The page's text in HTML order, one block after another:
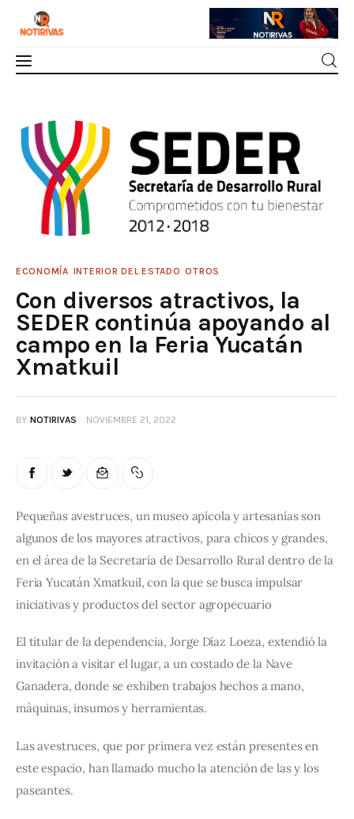
Con diversos atractivos, la SEDER continúa
apoyando al campo en la Feria Yucatán
Xmatkuil
0 Comments SHARE POST
Interior del Estado
Economía
Finanzas
Nacionales
Multimedia
Espectáculos
ECONOMÍA INTERIOR DEL ESTADO OTROS
Con diversos atractivos, la
SEDER continúa apoyando al
campo en la Feria Yucatán
Xmatkuil
BY NOTIRIVAS NOVIEMBRE 21, 2022
Pequeñas avestruces, un museo apícola y artesanías son
algunos de los mayores atractivos, para chicos y grandes,
en el área de la Secretaría de Desarrollo Rural dentro de la
Feria Yucatán Xmatkuil, con la que se busca impulsar
iniciativas y productos del sector agropecuario
El titular de la dependencia, Jorge Díaz Loeza, extendió la
invitación a visitar el lugar, a un costado de la Nave
Ganadera, donde se exhiben trabajos hechos a mano,
máquinas, insumos y herramientas.
Las avestruces, que por primera vez están presentes en
este espacio, han llamado mucho la atención de las y los
paseantes.